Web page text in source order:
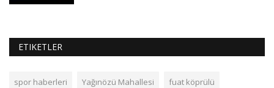
ETIKETLER
spor haberleri Yağınözü Mahallesi fuat köprülü